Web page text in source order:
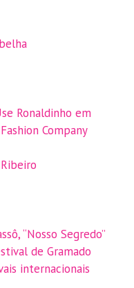
Ronaldinho em
Company
“Nosso Segredo”
de Gramado
internacionais